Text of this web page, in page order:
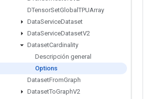
DTensorSetGlobal TPUArray
DataServiceDataset
DataServiceDatasetV2
DatasetCardinality
Descripción general
Options
DatasetFromGraph
DatasetToGraphV2